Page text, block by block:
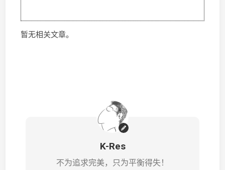
暂无相关文章。
K-Res
不为追求完美，只为平衡得失！